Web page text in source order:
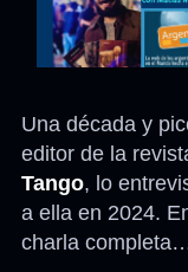
Una década y
editor de la
Tango, lo
a ella en 2024.
charla